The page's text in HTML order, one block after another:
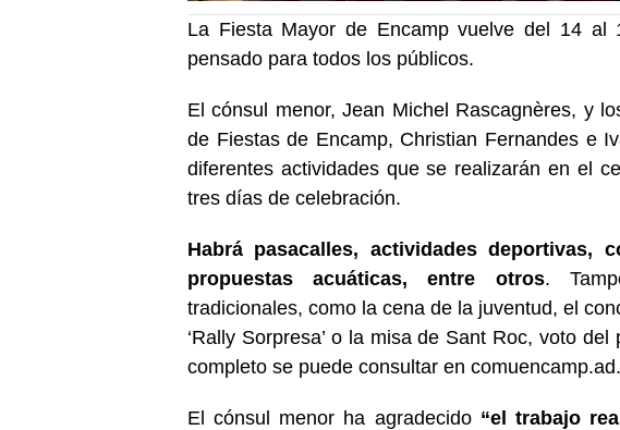
La Fiesta Mayor de Encamp vuelve del 14 al
pensado para todos los públicos.
El cónsul menor, Jean Michel Rascagnères, y
de Fiestas de Encamp, Christian Fernandes e
diferentes actividades que se realizarán en el
tres días de celebración.
Habrá pasacalles, actividades deportivas,
propuestas acuáticas, entre otros.
tradicionales, como la cena de la juventud, el
‘Rally Sorpresa’ o la misa de Sant Roc, voto
completo se puede consultar en comuencamp.ad.
El cónsul menor ha agradecido “el trabajo